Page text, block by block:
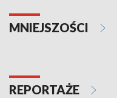
MNIEJSZOŚCI
REPORTAŻE